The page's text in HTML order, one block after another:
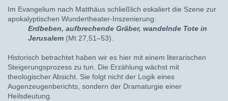
Im Evangelium nach Matthäus schließlich eskaliert die Szene zur
apokalyptischen Wundertheater-Inszenierung:
Erdbeben, aufbrechende Gräber, wandelnde Tote in
Jerusalem (Mt 27,51–53).
Historisch betrachtet haben wir es hier mit einem literarischen
Steigerungsprozess zu tun. Die Erzählung wächst mit
theologischer Absicht. Sie folgt nicht der Logik eines
Augenzeugenberichts, sondern der Dramaturgie einer
Heilsdeutung.